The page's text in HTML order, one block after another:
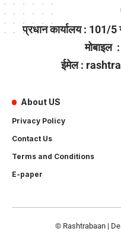
प्रधान कार्यालय : 101/
मोबाइल
ईमेल :
About US
Privacy Policy
Contact Us
Terms and Conditions
E-paper
© Rashtrabaan |